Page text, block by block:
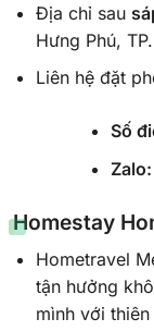
Địa chỉ sau
Hưng Phú,
Liên hệ đặt
Số
Zalo:
Homestay
Hometravel
tận hưởng
mình với